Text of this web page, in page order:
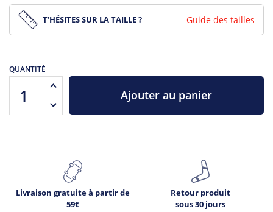
T’HÉSITES SUR LA TAILLE ? Guide des tailles
QUANTITÉ
Ajouter au panier
Livraison gratuite à partir de
59€
Retour produit
sous 30 jours